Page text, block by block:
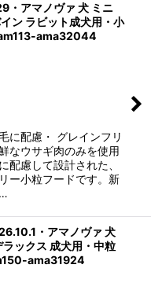
・アマノヴァ 犬 ミニ
ン ラビット成犬用・小
ama32044
に配慮・ グレインフリ
なウサギ肉のみを使用
配慮して設計された、
ー小粒フードです。新
・アマノヴァ 犬
ックス 成犬用・中粒
ama31924